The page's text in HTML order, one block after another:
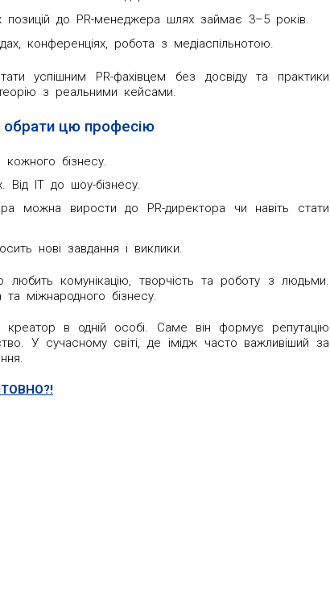
позицій до PR-менеджера шлях займає 3–5 років.
конференціях, робота з медіаспільнотою.
успішним PR-фахівцем без досвіду та практики
з реальними кейсами.
цю професію
бізнесу.
Від IT до шоу-бізнесу.
можна вирости до PR-директора чи навіть стати
нові завдання і виклики.
любить комунікацію, творчість та роботу з людьми.
міжнародного бізнесу.
в одній особі. Саме він формує репутацію
У сучасному світі, де імідж часто важливіший за